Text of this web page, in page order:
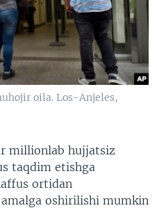
oila. Los-Anjeles,
millionlab hujjatsiz
taqdim etishga
ortidan
oshirilishi mumkin